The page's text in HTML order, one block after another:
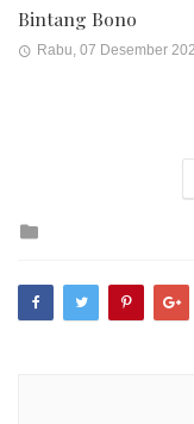
Bintang Bono
Rabu, 07 Desember